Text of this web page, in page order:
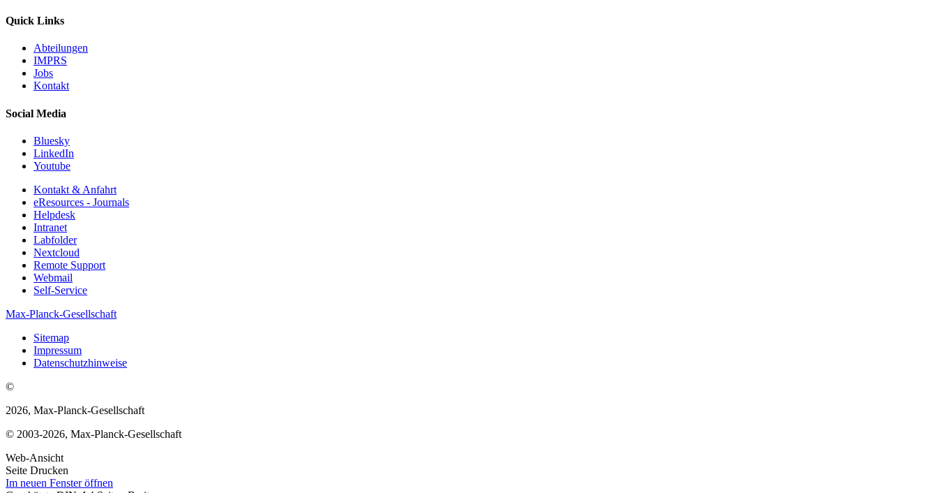
Quick Links
Abteilungen
IMPRS
Jobs
Kontakt
Social Media
Bluesky
LinkedIn
Youtube
Kontakt & Anfahrt
eResources - Journals
Helpdesk
Intranet
Labfolder
Nextcloud
Remote Support
Webmail
Self-Service
Max-Planck-Gesellschaft
Sitemap
Impressum
Datenschutzhinweise
©
2026, Max-Planck-Gesellschaft
© 2003-2026, Max-Planck-Gesellschaft
Web-Ansicht
Seite Drucken
Im neuen Fenster öffnen